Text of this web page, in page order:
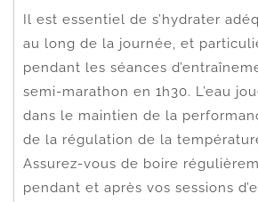
Il est essentiel de s’hydrater
au long de la journée, et
pendant les séances
semi-marathon en 1h30. L’eau
dans le maintien de la
de la régulation de la
Assurez-vous de boire
pendant et après vos sessions